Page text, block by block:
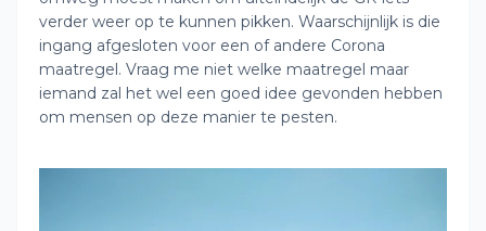
verder weer op te kunnen pikken. Waarschijnlijk is die
ingang afgesloten voor een of andere Corona
maatregel. Vraag me niet welke maatregel maar
iemand zal het wel een goed idee gevonden hebben
om mensen op deze manier te pesten.